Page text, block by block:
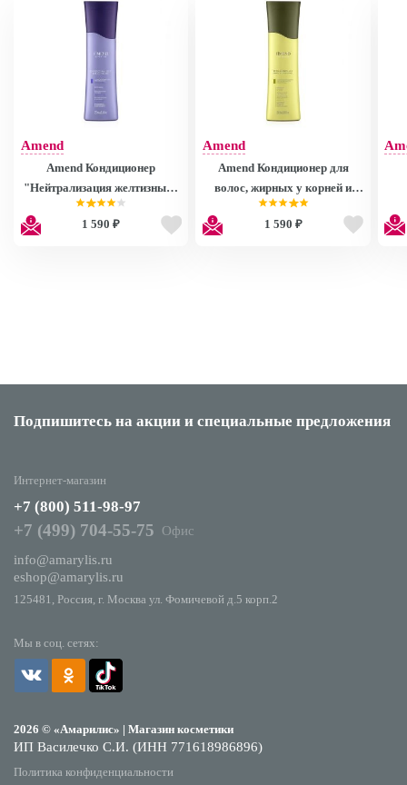
Amend
Amend Кондиционер
"Нейтрализация желтизны" /
Conditioner Neutralizing
Specialist Blond 250 мл
1 590 ₽
Amend
Amend Кондиционер для
волос, жирных у корней и
сухих на кончиках /
Balancing Conditioner
1 590 ₽
Подпишитесь на акции и специальные предложения
Мы в соц. сетях:
2026 © «Амарилис» | Магазин косметики
ИП Василечко С.И. (ИНН 771618986896)
Политика конфиденциальности
Интернет-магазин
+7 (800) 511-98-97
+7 (499) 704-55-75
Офис
info@amarylis.ru
eshop@amarylis.ru
125481, Россия, г. Москва ул. Фомичевой д.5 корп.2